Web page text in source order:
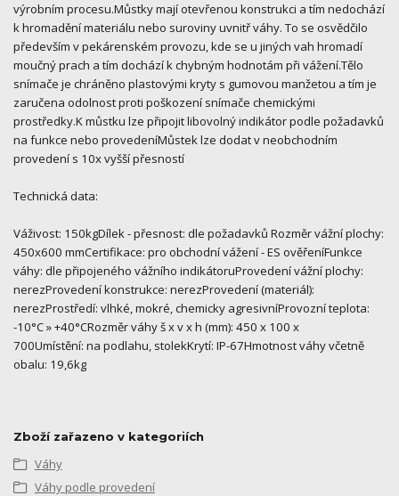
výrobním procesu.Můstky mají otevřenou konstrukci a tím nedochází
k hromadění materiálu nebo suroviny uvnitř váhy. To se osvědčilo
především v pekárenském provozu, kde se u jiných vah hromadí
moučný prach a tím dochází k chybným hodnotám při vážení.Tělo
snímače je chráněno plastovými kryty s gumovou manžetou a tím je
zaručena odolnost proti poškození snímače chemickými
prostředky.K můstku lze připojit libovolný indikátor podle požadavků
na funkce nebo provedeníMůstek lze dodat v neobchodním
provedení s 10x vyšší přesností
Technická data:
Váživost: 150kgDílek - přesnost: dle požadavků Rozměr vážní plochy:
450x600 mmCertifikace: pro obchodní vážení - ES ověřeníFunkce
váhy: dle připojeného vážního indikátoruProvedení vážní plochy:
nerezProvedení konstrukce: nerezProvedení (materiál):
nerezProstředí: vlhké, mokré, chemicky agresivníProvozní teplota:
-10°C » +40°CRozměr váhy š x v x h (mm): 450 x 100 x
700Umístění: na podlahu, stolekKrytí: IP-67Hmotnost váhy včetně
obalu: 19,6kg
Zboží zařazeno v kategoriích
Váhy
Váhy podle provedení